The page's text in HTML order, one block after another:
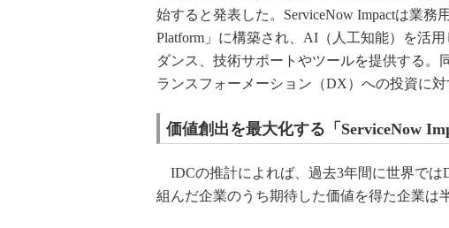
始すると発表した。ServiceNow Impactは業
Platform」に構築され、AI（人工知能）を活
ダンス、技術サポートやツールを提供する。
ランスフォーメーション（DX）への投資に
価値創出を最大化する「ServiceNow
IDCの推計によれば、過去3年間に世界では
組んだ企業のうち期待した価値を得た企業は